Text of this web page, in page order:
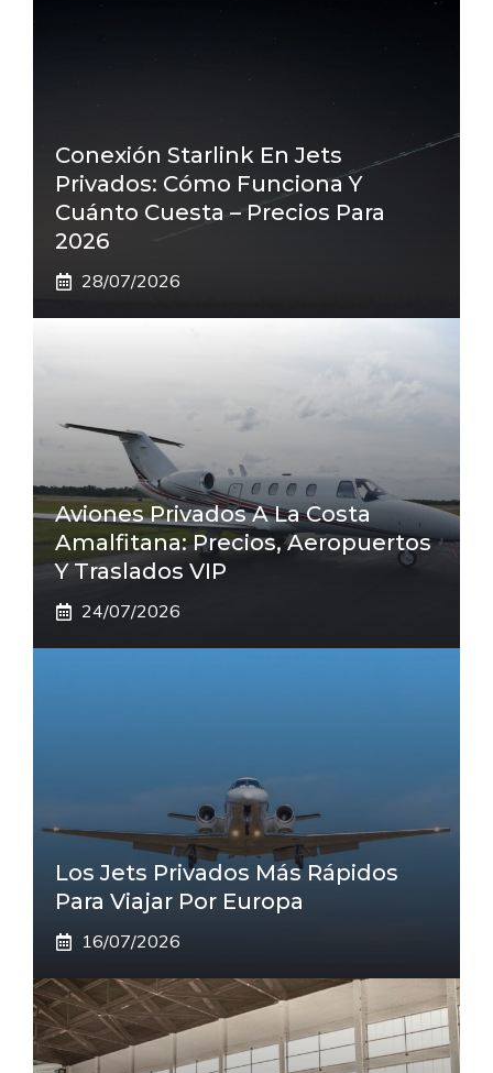
Conexión Starlink En Jets
Privados: Cómo Funciona Y
Cuánto Cuesta – Precios Para
2026
28/07/2026
Aviones Privados A La Costa
Amalfitana: Precios, Aeropuertos
Y Traslados VIP
24/07/2026
Los Jets Privados Más Rápidos
Para Viajar Por Europa
16/07/2026